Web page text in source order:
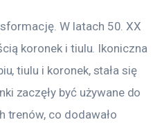
W latach 50. XX
koronek i tiulu. Ikoniczna
tiulu i koronek, stała się
zaczęły być używane do
trenów, co dodawało